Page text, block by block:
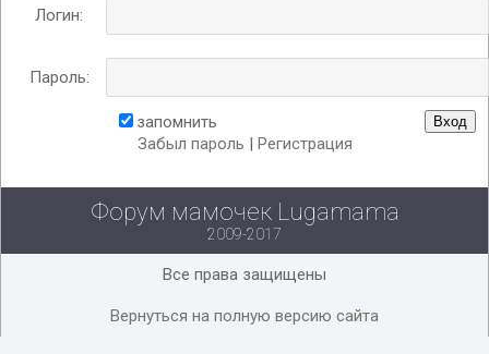
Логин:
Пароль:
запомнить
Забыл пароль | Регистрация
Форум мамочек Lugamama
2009-2017
Все права защищены
Вернуться на полную версию сайта